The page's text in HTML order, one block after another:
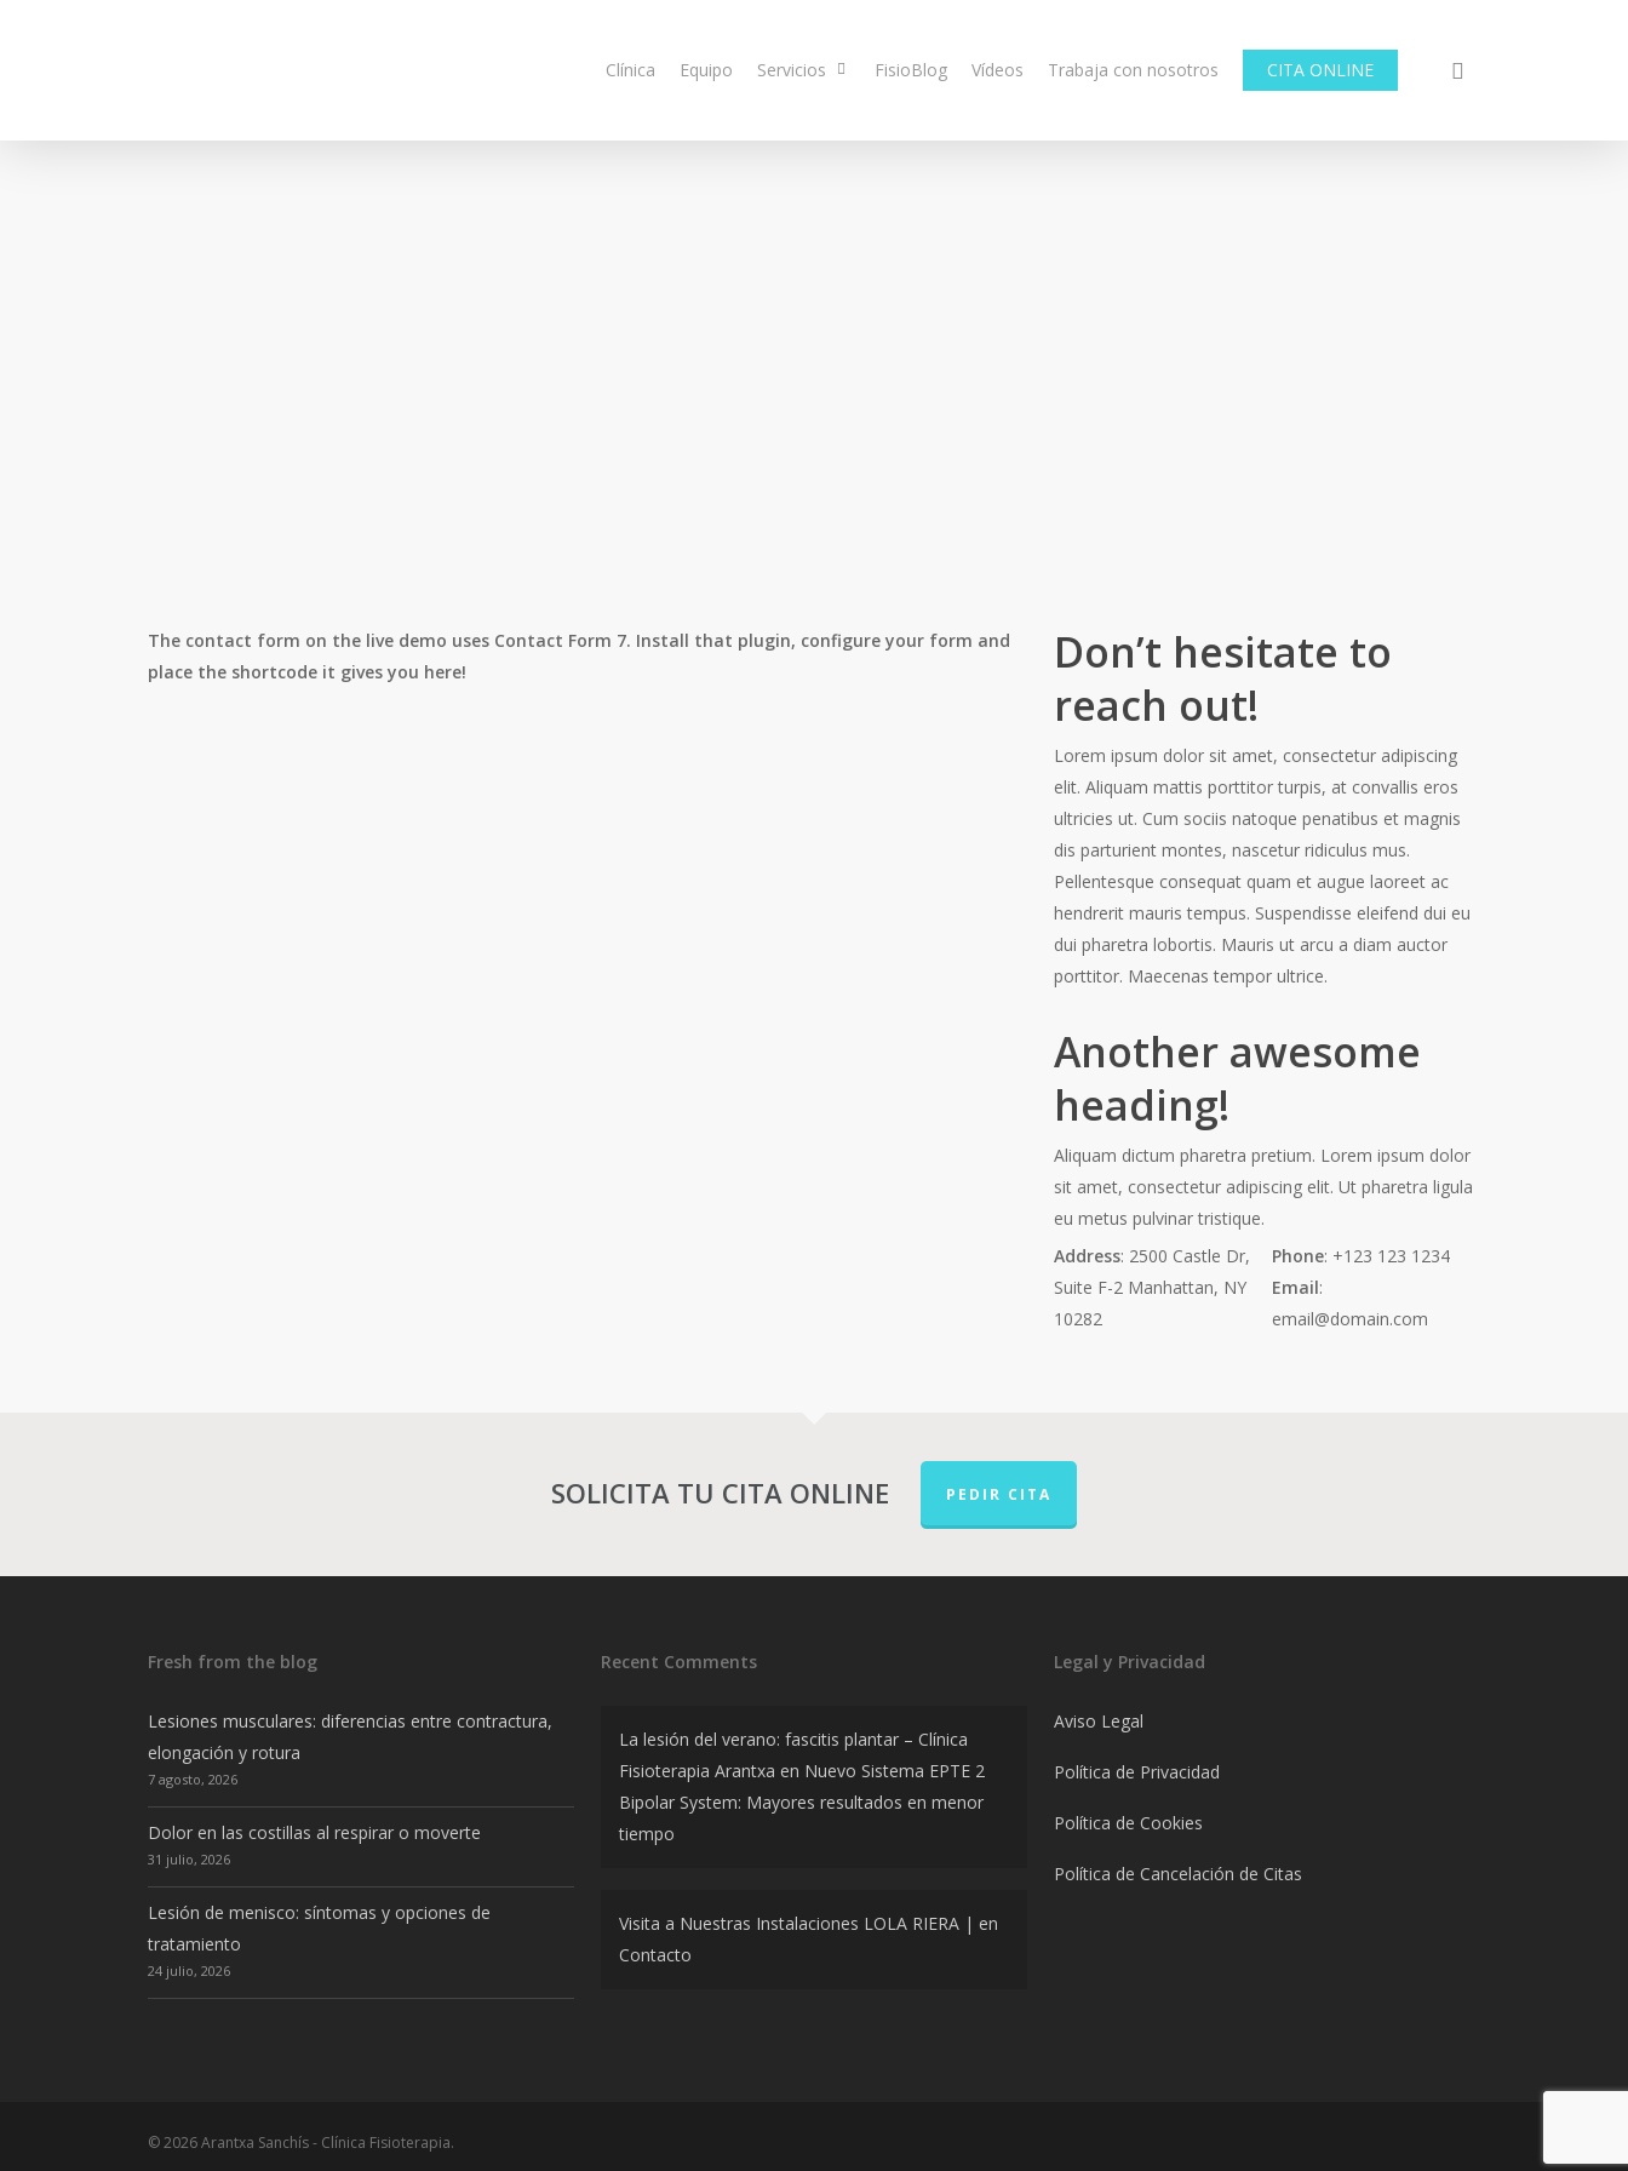
Clínica Equipo Servicios FisioBlog Vídeos Trabaja con nosotros CITA ONLINE
The contact form on the live demo uses Contact Form 7. Install that plugin, configure your form and
place the shortcode it gives you here!
Don’t hesitate to
reach out!
Lorem ipsum dolor sit amet, consectetur adipiscing
elit. Aliquam mattis porttitor turpis, at convallis eros
ultricies ut. Cum sociis natoque penatibus et magnis
dis parturient montes, nascetur ridiculus mus.
Pellentesque consequat quam et augue laoreet ac
hendrerit mauris tempus. Suspendisse eleifend dui eu
dui pharetra lobortis. Mauris ut arcu a diam auctor
porttitor. Maecenas tempor ultrice.
Another awesome
heading!
Aliquam dictum pharetra pretium. Lorem ipsum dolor
sit amet, consectetur adipiscing elit. Ut pharetra ligula
eu metus pulvinar tristique.
Address: 2500 Castle Dr,
Suite F-2 Manhattan, NY
10282
Phone: +123 123 1234
Email:
email@domain.com
SOLICITA TU CITA ONLINE PEDIR CITA
Fresh from the blog
Lesiones musculares: diferencias entre contractura,
elongación y rotura
7 agosto, 2026
Dolor en las costillas al respirar o moverte
31 julio, 2026
Lesión de menisco: síntomas y opciones de
tratamiento
24 julio, 2026
Recent Comments
La lesión del verano: fascitis plantar – Clínica
Fisioterapia Arantxa en Nuevo Sistema EPTE 2
Bipolar System: Mayores resultados en menor
tiempo
Visita a Nuestras Instalaciones LOLA RIERA | en
Contacto
Legal y Privacidad
Aviso Legal
Política de Privacidad
Política de Cookies
Política de Cancelación de Citas
© 2026 Arantxa Sanchís - Clínica Fisioterapia.